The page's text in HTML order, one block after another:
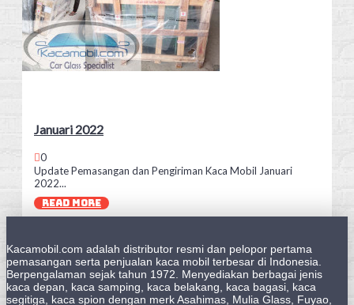
Januari 2022
0
Update Pemasangan dan Pengiriman Kaca Mobil Januari
2022...
READ MORE
Kacamobil.com adalah distributor resmi dan pelopor pertama
pemasangan serta penjualan kaca mobil terbesar di Indonesia.
Berpengalaman sejak tahun 1972. Menyediakan berbagai jenis
kaca depan, kaca samping, kaca belakang, kaca bagasi, kaca
segitiga, kaca spion dengan merk Asahimas, Mulia Glass, Fuyao,